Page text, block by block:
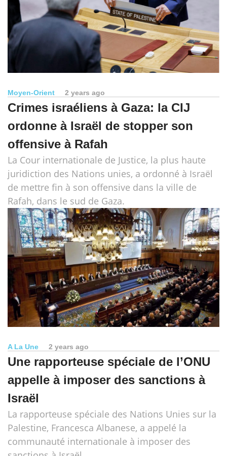
Moyen-Orient 2 years ago
Crimes israéliens à Gaza: la CIJ
ordonne à Israël de stopper son
offensive à Rafah
La Cour internationale de Justice, la plus haute
juridiction des Nations unies, a ordonné à Israël
de mettre fin à son offensive dans la ville de
Rafah, dans le sud de Gaza.
A La Une 2 years ago
Une rapporteuse spéciale de l’ONU
appelle à imposer des sanctions à
Israël
La rapporteuse spéciale des Nations Unies sur la
Palestine, Francesca Albanese, a appelé la
communauté internationale à imposer des